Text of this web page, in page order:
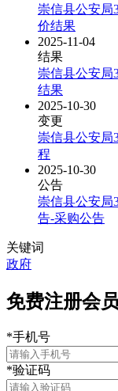
崇信县公安局
价结果
2025-11-04
结果
崇信县公安局
结果
2025-10-30
变更
崇信县公安局
程
2025-10-30
公告
崇信县公安局
告-采购公告
关键词
政府
免费注册会员
*手机号
*验证码